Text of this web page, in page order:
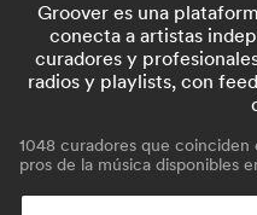
Groover es una
conecta a artistas
curadores y
radios y playlists, con
1048 curadores que
pros de la música disponibles